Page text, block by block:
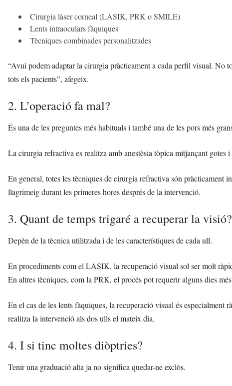
Cirurgia làser corneal (LASIK, PRK o SMILE)
Lents intraoculars fàquiques
Tècniques combinades personalitzades
“Avui podem adaptar la cirurgia pràcticament a cada perfil visual. No
tots els pacients”, afegeix.
2. L’operació fa mal?
És una de les preguntes més habituals i també una de les pors més
La cirurgia refractiva es realitza amb anestèsia tòpica mitjançant
En general, totes les tècniques de cirurgia refractiva són pràcticament
llagrimeig durant les primeres hores després de la intervenció.
3. Quant de temps trigaré a recuperar la visió?
Depèn de la tècnica utilitzada i de les característiques de cada ull.
En procediments com el LASIK, la recuperació visual sol ser molt
En altres tècniques, com la PRK, el procés pot requerir alguns dies
En el cas de les lents fàquiques, la recuperació visual és
realitza la intervenció als dos ulls el mateix dia.
4. I si tinc moltes diòptries?
Tenir una graduació alta ja no significa quedar-ne exclòs.